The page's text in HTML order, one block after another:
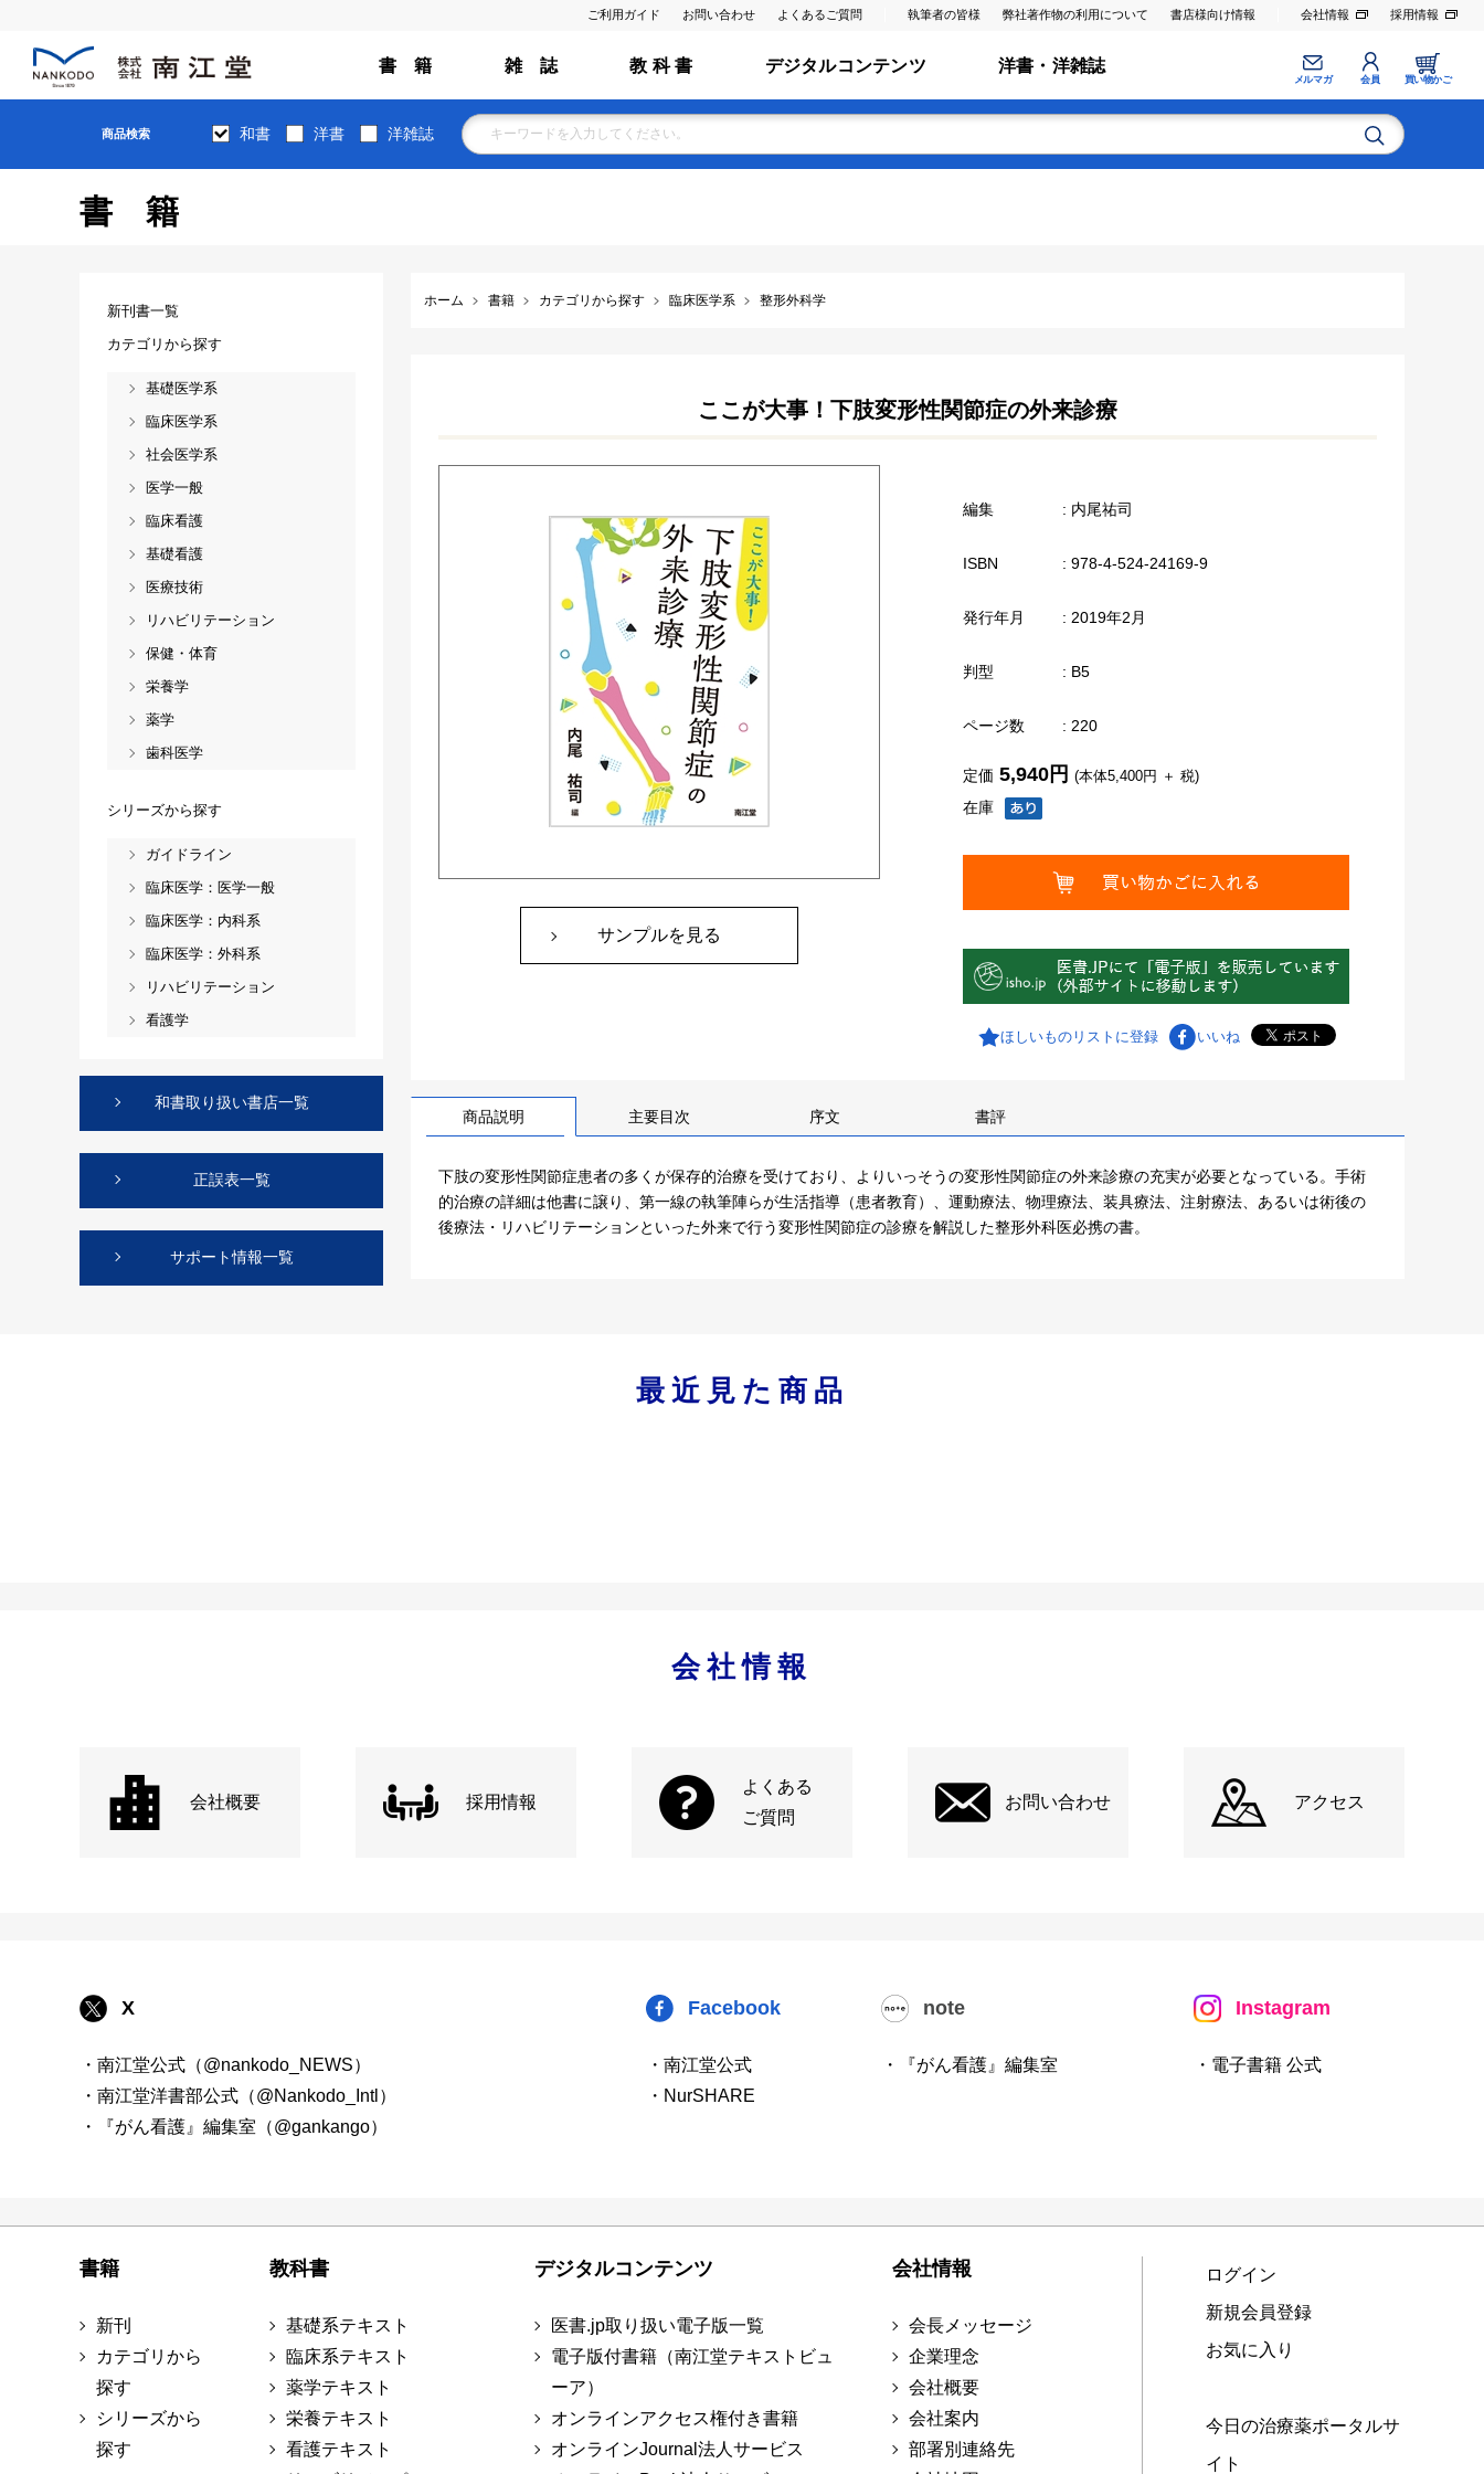
ご利用ガイド お問い合わせ よくあるご質問 執筆者の皆様 弊社著作物の利用について 書店様向け情報 会社情報 採用情報
書 籍 雑 誌 教 科 書 デジタルコンテンツ 洋書・洋雑誌
メルマガ 会員 買い物かご
商品検索 和書 洋書 洋雑誌
書籍
ホーム 書籍 カテゴリから探す 臨床医学系 整形外科学
ここが大事！下肢変形性関節症の外来診療
サンプルを見る
編集 : 内尾祐司
ISBN : 978-4-524-24169-9
発行年月 : 2019年2月
判型 : B5
ページ数 : 220
在庫
定価 5,940円 (本体5,400円 ＋ 税)
ほしいものリストに登録 いいね
商品説明 主要目次 序文 書評
下肢の変形性関節症患者の多くが保存的治療を受けており、よりいっそうの変形性関節症の外来診療の充実が必要となっている。手術
的治療の詳細は他書に譲り、第一線の執筆陣らが生活指導（患者教育）、運動療法、物理療法、装具療法、注射療法、あるいは術後の
後療法・リハビリテーションといった外来で行う変形性関節症の診療を解説した整形外科医必携の書。
新刊書一覧
カテゴリから探す
基礎医学系
臨床医学系
社会医学系
医学一般
臨床看護
基礎看護
医療技術
リハビリテーション
保健・体育
栄養学
薬学
歯科医学
シリーズから探す
ガイドライン
臨床医学：医学一般
臨床医学：内科系
臨床医学：外科系
リハビリテーション
看護学
和書取り扱い書店一覧
正誤表一覧
サポート情報一覧
最近見た商品
会社情報
会社概要 採用情報
よくある
ご質問
お問い合わせ アクセス
X
・南江堂公式（@nankodo_NEWS）
・南江堂洋書部公式（@Nankodo_Intl）
・『がん看護』編集室（@gankango）
Facebook
・南江堂公式
・NurSHARE
note
・『がん看護』編集室
Instagram
・電子書籍 公式
書籍
新刊
カテゴリから
探す
シリーズから
探す
教科書
基礎系テキスト
臨床系テキスト
薬学テキスト
栄養テキスト
看護テキスト
デジタルコンテンツ
医書.jp取り扱い電子版一覧
電子版付書籍（南江堂テキストビュ
ーア）
オンラインアクセス権付き書籍
オンラインJournal法人サービス
会社情報
会長メッセージ
企業理念
会社概要
会社案内
部署別連絡先
ログイン
新規会員登録
お気に入り
今日の治療薬ポータルサ
イト